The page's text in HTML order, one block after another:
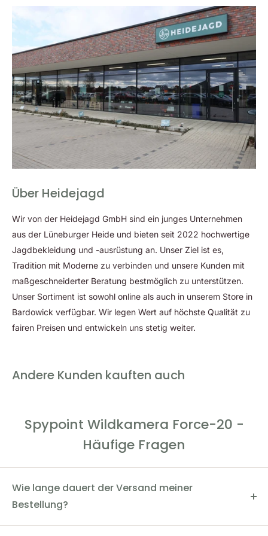
Über Heidejagd
Wir von der Heidejagd GmbH sind ein junges Unternehmen
aus der Lüneburger Heide und bieten seit 2022 hochwertige
Jagdbekleidung und -ausrüstung an. Unser Ziel ist es,
Tradition mit Moderne zu verbinden und unsere Kunden mit
maßgeschneiderter Beratung bestmöglich zu unterstützen.
Unser Sortiment ist sowohl online als auch in unserem Store in
Bardowick verfügbar. Wir legen Wert auf höchste Qualität zu
fairen Preisen und entwickeln uns stetig weiter.
Andere Kunden kauften auch
Spypoint Wildkamera Force-20 -
Häufige Fragen
Wie lange dauert der Versand meiner
Bestellung?
Der Versand dauert in der Regel 2-4 Werktage. Du